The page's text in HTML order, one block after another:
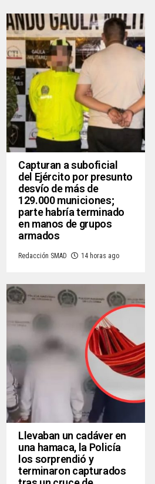
Capturan a suboficial
del Ejército por presunto
desvío de más de
129.000 municiones;
parte habría terminado
en manos de grupos
armados
Redacción SMAD 14 horas ago
Llevaban un cadáver en
una hamaca, la Policía
los sorprendió y
terminaron capturados